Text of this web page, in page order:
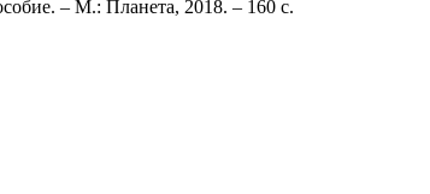
– М.: Планета, 2018. – 160 с.